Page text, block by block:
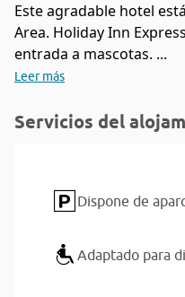
Este agradable hotel
Area. Holiday Inn
entrada a mascotas. ...
Leer más
Servicios del
Dispone de
Adaptado para